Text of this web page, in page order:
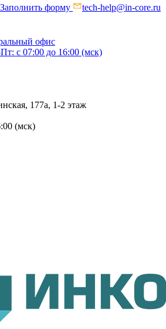
Заполнить форму
tech-help@in-core.ru
офис
с 07:00 до 16:00 (мск)
177а, ​1-2 этаж
(мск)